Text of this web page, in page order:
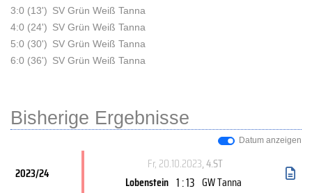
3:0 (13') SV Grün Weiß Tanna
4:0 (24') SV Grün Weiß Tanna
5:0 (30') SV Grün Weiß Tanna
6:0 (36') SV Grün Weiß Tanna
Bisherige Ergebnisse
Datum anzeigen
2023/24
Fr, 20.10.2023, 4.ST
Lobenstein 1 : 13 GW Tanna